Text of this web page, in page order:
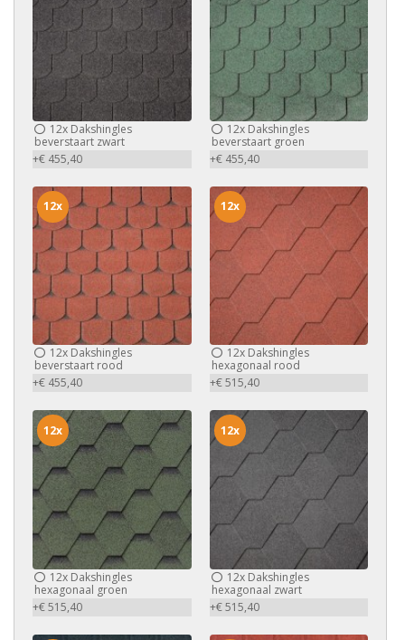
12x Dakshingles
beverstaart zwart
+€ 455,40
12xDakshingles
beverstaart groen
+€ 455,40
12x Dakshingles
beverstaart rood
+€ 455,40
12x
12xDakshingles
hexagonaal rood
+€ 515,40
12x
12x Dakshingles
hexagonaal groen
+€ 515,40
12x
12xDakshingles
hexagonaal zwart
+€ 515,40
12x